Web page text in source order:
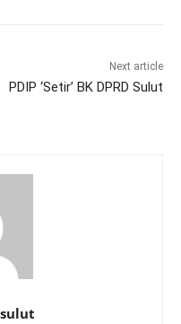
Next article
PDIP ‘Setir’ BK DPRD Sulut